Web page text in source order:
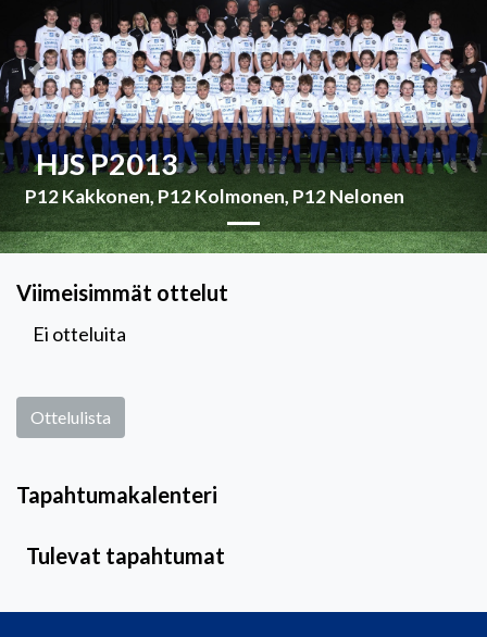
HJS P2013
P12 Kakkonen, P12 Kolmonen, P12 Nelonen
Previous
Viimeisimmät ottelut
Ei otteluita
Ottelulista
Tapahtumakalenteri
Tulevat tapahtumat